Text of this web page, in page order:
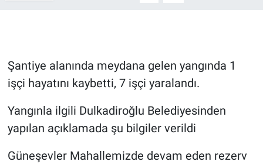
Şantiye alanında meydana gelen yangında 1
işçi hayatını kaybetti, 7 işçi yaralandı.
Yangınla ilgili Dulkadiroğlu Belediyesinden
yapılan açıklamada şu bilgiler verildi
Güneşevler Mahallemizde devam eden rezerv